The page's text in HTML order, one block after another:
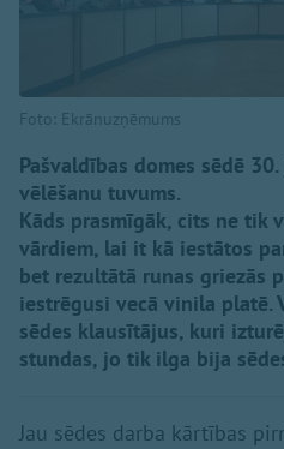
Foto: Ekrānuzņēmums
Pašvaldības domes sēdē
vēlēšanu tuvums.
Kāds prasmīgāk, cits ne tik
vārdiem, lai it kā iestātos
bet rezultātā runas griezās
iestrēgusi vecā vinila platē.
sēdes klausītājus, kuri
stundas, jo tik ilga bija
Jau sēdes darba kārtības